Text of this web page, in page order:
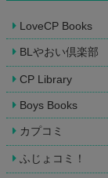
LoveCP Books
BLやおい倶楽部
CP Library
Boys Books
カプコミ
ふじょコミ！